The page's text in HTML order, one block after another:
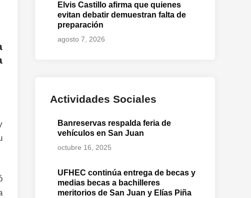
Elvis Castillo afirma que quienes
evitan debatir demuestran falta de
preparación
agosto 7, 2026
Actividades Sociales
Banreservas respalda feria de
vehículos en San Juan
octubre 16, 2025
UFHEC continúa entrega de becas y
medias becas a bachilleres
meritorios de San Juan y Elías Piña